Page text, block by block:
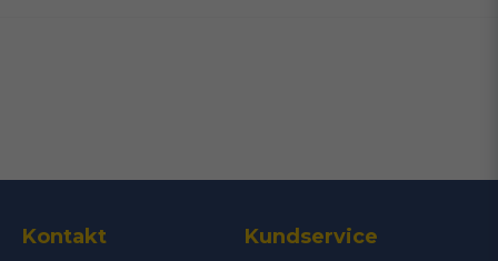
Ja, ni får publicera min fråga
Kontakt Kundservice